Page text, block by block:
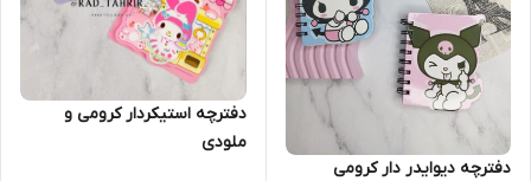
دفترچه دیوایدر دار کرومی
دفترچه استیکردار کرومی و
ملودی